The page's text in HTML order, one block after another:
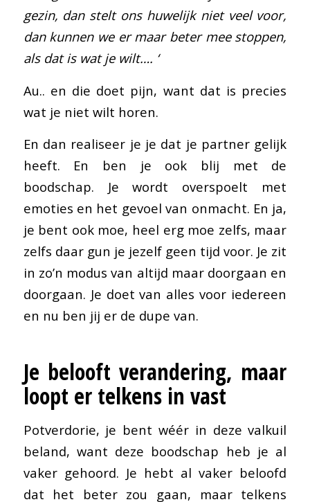
gezin, dan stelt ons huwelijk niet veel voor,
dan kunnen we er maar beter mee stoppen,
als dat is wat je wilt…. ‘
Au.. en die doet pijn, want dat is precies
wat je niet wilt horen.
En dan realiseer je je dat je partner gelijk
heeft. En ben je ook blij met de
boodschap. Je wordt overspoelt met
emoties en het gevoel van onmacht. En ja,
je bent ook moe, heel erg moe zelfs, maar
zelfs daar gun je jezelf geen tijd voor. Je zit
in zo’n modus van altijd maar doorgaan en
doorgaan. Je doet van alles voor iedereen
en nu ben jij er de dupe van.
Je belooft verandering, maar
loopt er telkens in vast
Potverdorie, je bent wéér in deze valkuil
beland, want deze boodschap heb je al
vaker gehoord. Je hebt al vaker beloofd
dat het beter zou gaan, maar telkens